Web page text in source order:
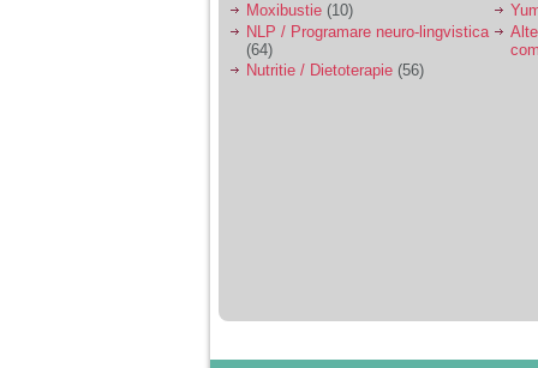
Moxibustie (10)
NLP / Programare neuro-lingvistica
(64)
Nutritie / Dietoterapie (56)